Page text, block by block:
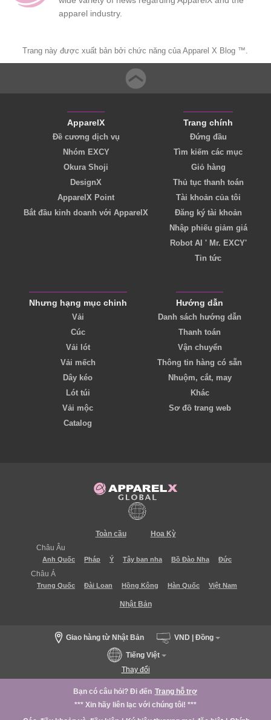
apparel industry.
Trang này được xuất bản bởi chức năng của Apparel X Blog ™.
ApparelX
Đề cương dịch vụ
Nhóm EXCY
Okura Shoji
DesignX
ApparelX Point
Bắt đầu kinh doanh với ApparelX
Trang chính
Đứng đầu
Tìm kiếm các mục
Giỏ hàng
Thủ tục thanh toán
Tài khoản của tôi
Đăng ký tài khoản
Nhập phiếu giảm giá
Robot AI ' Mr. EXCY'
Tin tức
Nhưng hạng mục chinh
Vải
Cúc
Vải lót
Vải mếch
Dây kéo
Lót túi
Vải mộc
Catalog
Hướng dẫn
Danh sách hướng dẫn
Thanh toán
Vận chuyển
Thông tin hàng có sẵn
Nhuộm, cắt, may
Khác
Sơ đồ trang web
Toàn cầu
Hoa Kỳ
Châu Âu
Anh Quốc Pháp Ý Tây ban nha Bồ Đào Nha Đức
Châu Á
Trung Quốc Đài Loan Hồng Kông Hàn Quốc Việt Nam
Nhật Bản
Giao hàng từ Nhật Bản VND | Đồng
Tiếng Việt
Thay đổi
Bạn có câu hỏi? Đi đến Trang hỗ trợ
*** Xin hãy liên lạc với chúng tôi! ***